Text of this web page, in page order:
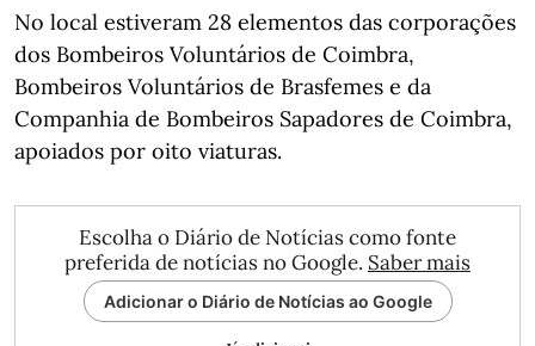
No local estiveram 28 elementos das corporações
dos Bombeiros Voluntários de Coimbra,
Bombeiros Voluntários de Brasfemes e da
Companhia de Bombeiros Sapadores de Coimbra,
apoiados por oito viaturas.
Escolha o Diário de Notícias como fonte
preferida de notícias no Google. Saber mais
Adicionar o Diário de Notícias ao Google